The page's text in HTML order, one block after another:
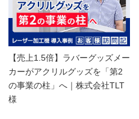
【売上1.5倍】ラバーグッズメー
カーがアクリルグッズを「第2
の事業の柱」へ｜株式会社TLT
様